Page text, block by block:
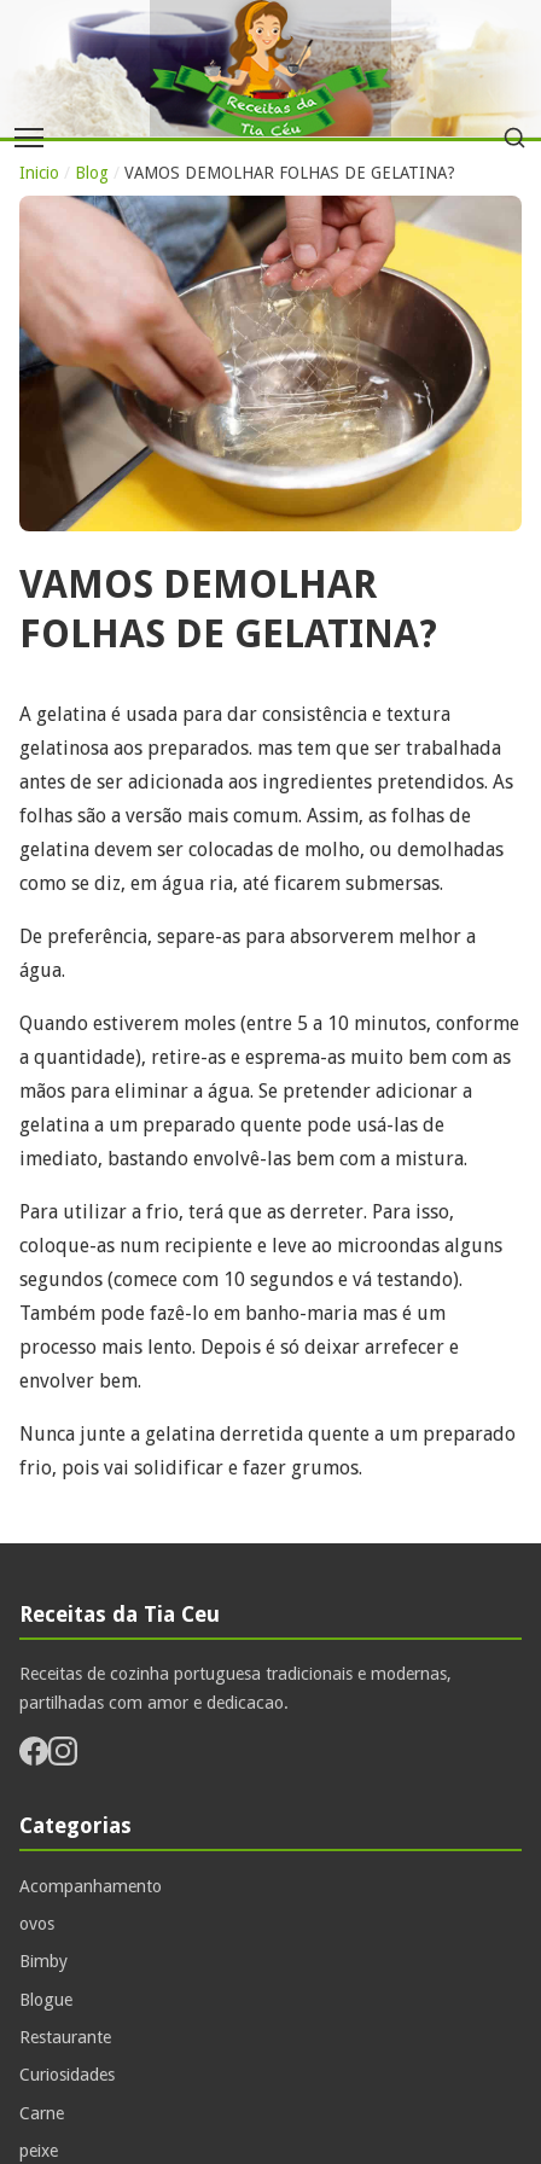
Inicio / Blog / VAMOS DEMOLHAR FOLHAS DE GELATINA?
VAMOS DEMOLHAR
FOLHAS DE GELATINA?
A gelatina é usada para dar consistência e textura
gelatinosa aos preparados. mas tem que ser trabalhada
antes de ser adicionada aos ingredientes pretendidos. As
folhas são a versão mais comum. Assim, as folhas de
gelatina devem ser colocadas de molho, ou demolhadas
como se diz, em água ria, até ficarem submersas.
De preferência, separe-as para absorverem melhor a
água.
Quando estiverem moles (entre 5 a 10 minutos, conforme
a quantidade), retire-as e esprema-as muito bem com as
mãos para eliminar a água. Se pretender adicionar a
gelatina a um preparado quente pode usá-las de
imediato, bastando envolvê-las bem com a mistura.
Para utilizar a frio, terá que as derreter. Para isso,
coloque-as num recipiente e leve ao microondas alguns
segundos (comece com 10 segundos e vá testando).
Também pode fazê-lo em banho-maria mas é um
processo mais lento. Depois é só deixar arrefecer e
envolver bem.
Nunca junte a gelatina derretida quente a um preparado
frio, pois vai solidificar e fazer grumos.
Receitas da Tia Ceu
Receitas de cozinha portuguesa tradicionais e modernas,
partilhadas com amor e dedicacao.
Categorias
Acompanhamento
ovos
Bimby
Blogue
Restaurante
Curiosidades
Carne
peixe